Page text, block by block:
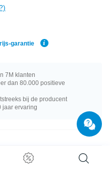
garantie
7M klanten
dan 80.000 positieve
bij de producent
jaar ervaring